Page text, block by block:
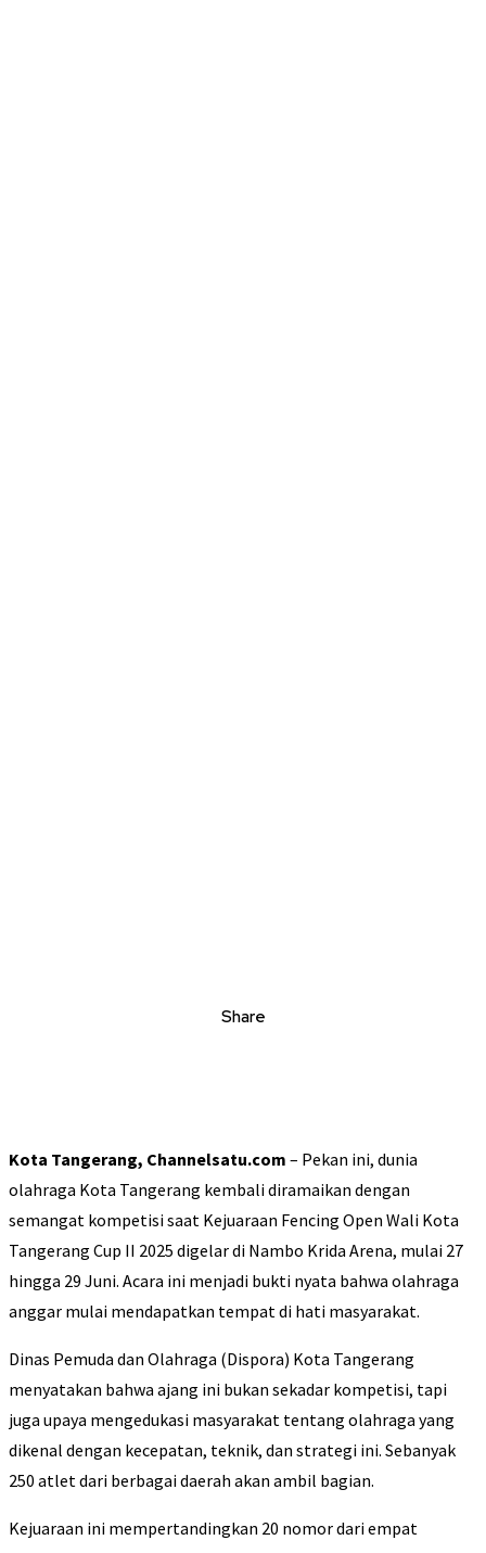
Share
Kota Tangerang, Channelsatu.com – Pekan ini, dunia
olahraga Kota Tangerang kembali diramaikan dengan
semangat kompetisi saat Kejuaraan Fencing Open Wali Kota
Tangerang Cup II 2025 digelar di Nambo Krida Arena, mulai 27
hingga 29 Juni. Acara ini menjadi bukti nyata bahwa olahraga
anggar mulai mendapatkan tempat di hati masyarakat.
Dinas Pemuda dan Olahraga (Dispora) Kota Tangerang
menyatakan bahwa ajang ini bukan sekadar kompetisi, tapi
juga upaya mengedukasi masyarakat tentang olahraga yang
dikenal dengan kecepatan, teknik, dan strategi ini. Sebanyak
250 atlet dari berbagai daerah akan ambil bagian.
Kejuaraan ini mempertandingkan 20 nomor dari empat